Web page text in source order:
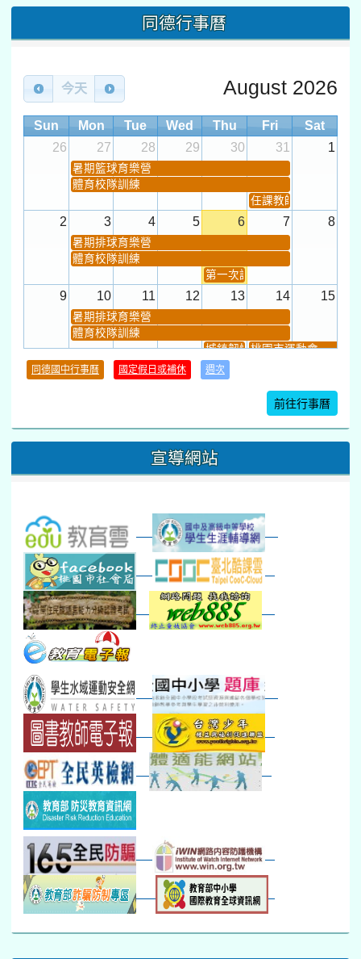
同德行事曆
今天 August 2026
Sun Mon Tue Wed Thu Fri
Sat
26
27 28 29 30 31 1
暑期籃球育樂營
體育校隊訓練
任課教師抽籤
2 3 4 5 6 7 8
暑期排球育樂營
體育校隊訓練
第一次課發會 (12:30~)
9 10 11 12 13 14 15
暑期排球育樂營
體育校隊訓練
城鎮韌性(防空)演習
桃園市運動會
暑期體育育樂營結束
21 22
桃園市運動會
數感實驗夏令營(整天)
新生智力測驗補測(...
下午-新進教師研習
教師備課會議
新生訓練(整天)新生訓練(~12:00)
下午-校務會議14:00-
八九年級返校8-9
防災演練工作分配及...
30 31 2 3
本週_健康檢查週各班器材負責人訓練
發放班級書箱及晨讀...
技藝教育學程說明會...
12:30幹部訓練七年級新生健檢
本週_友善校園週收學生證、換補教科...
本週_圖書館開放借...
開學日
第一週
超額比序暨免試入學...
同德國中行事曆 國定假日或補休 週次
前往行事曆
宣導網站